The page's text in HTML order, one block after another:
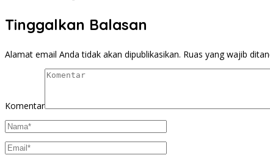
Tinggalkan Balasan
Alamat email Anda tidak akan dipublikasikan. Ruas yang wajib
Komentar